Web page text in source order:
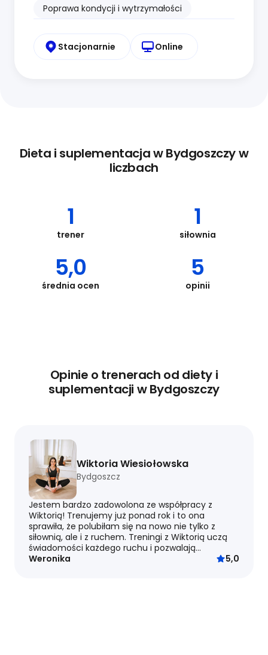
Poprawa kondycji i wytrzymałości
Stacjonarnie Online
Dieta i suplementacja w Bydgoszczy w
liczbach
1
trener
1
siłownia
5,0
średnia ocen
5
opinii
Opinie o trenerach od diety i
suplementacji w Bydgoszczy
Wiktoria Wiesiołowska
Bydgoszcz
Jestem bardzo zadowolona ze współpracy z
Wiktorią! Trenujemy już ponad rok i to ona
sprawiła, że polubiłam się na nowo nie tylko z
siłownią, ale i z ruchem. Treningi z Wiktorią uczą
świadomości każdego ruchu i pozwalają...
Weronika
5,0